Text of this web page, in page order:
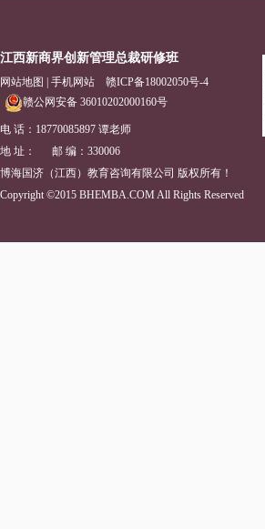
江西新商界创新管理总裁研修班
网站地图 手机网站
赣ICP备18002050号-4
赣公网安备 36010202000160号
电 话：18770085897 谭老师
地 址： 邮 编：330006
博海国济（江西）教育咨询有限公司 版权所有！
Copyright ©2015 BHEMBA.COM All Rights Reserved